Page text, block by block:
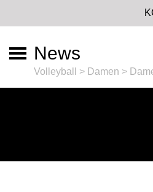
News
Volleyball > Damen >